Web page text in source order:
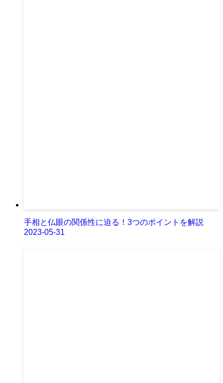
手相と仏眼の関係性に迫る！3つのポイントを解説
2023-05-31